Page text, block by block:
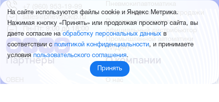
Пневмокипавтоматика
запустила розничные продажи
Пневмокипавтоматика –
официальный дистрибьютор
Промышленной автоматики
РИДАН
Партнёры
ОВЕН
О компании
О нас
+7 (960) 953-19-99
sales@pnevmokip.ru
Пн-Пт: 9:00 до 18:00
На сайте используются файлы cookie и Яндекс Метрика.
Нажимая кнопку «Принять» или продолжая просмотр сайта, вы
даете согласие наобработку персональных данных в
соответствии с политикой конфиденциальности, и принимаете
условия пользовательского соглашения.
Принять